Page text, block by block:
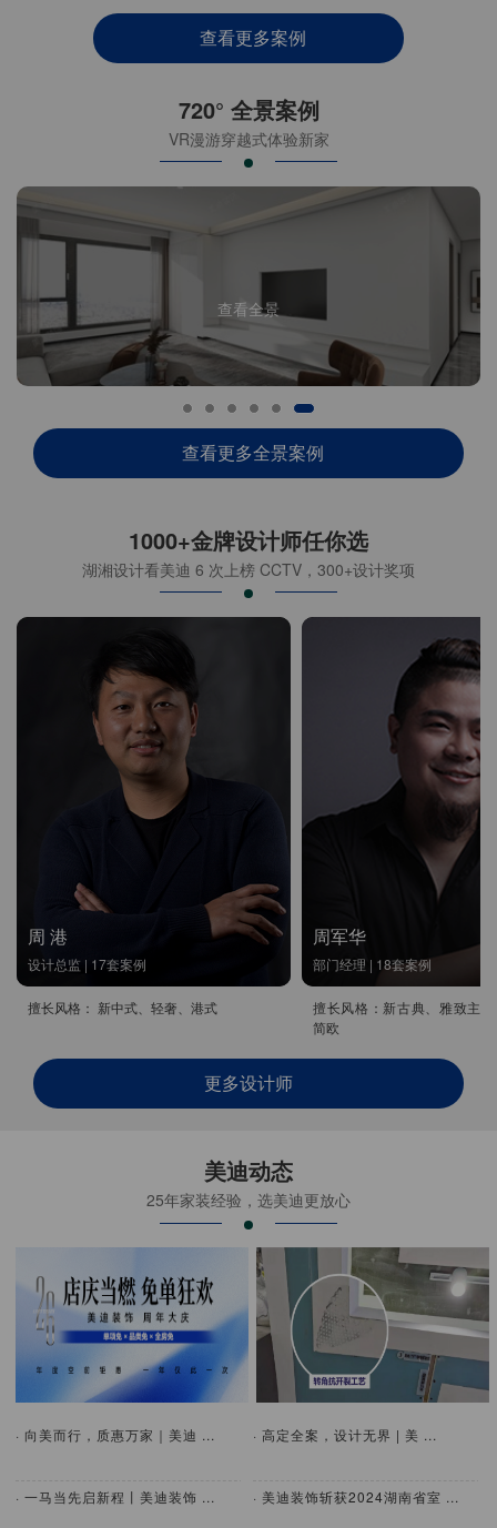
查看更多案例
720° 全景案例
VR漫游穿越式体验新家
查看全景
查看更多全景案例
1000+金牌设计师任你选
湖湘设计看美迪 6 次上榜 CCTV，300+设计奖项
周 港
设计总监 | 17套案例
擅长风格： 新中式、轻奢、港式
周军华
部门经理 | 18套案例
擅长风格：新古典、雅致主
简欧
更多设计师
美迪动态
25年家装经验，选美迪更放心
· 向美而行，质惠万家｜美迪 ...
· 一马当先启新程丨美迪装饰 ...
· 高定全案，设计无界 | 美 ...
· 美迪装饰斩获2024湖南省室 ...